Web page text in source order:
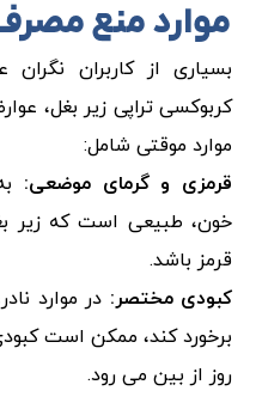
موارد منع
بسیاری از کاربران
کربوکسی تراپی زیر بغل،
موارد موقتی شامل:
قرمزی و گرمای موضعی:
خون، طبیعی است که زیر
قرمز باشد.
کبودی مختصر: در موارد
روز از بین می رود.